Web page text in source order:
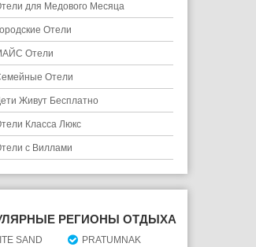
для Медового Месяца
Отели
Отели
Отели
Живут Бесплатно
Класса Люкс
с Виллами
РЕГИОНЫ ОТДЫХА
SAND
PRATUMNAK